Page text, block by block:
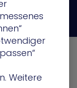
Weitere